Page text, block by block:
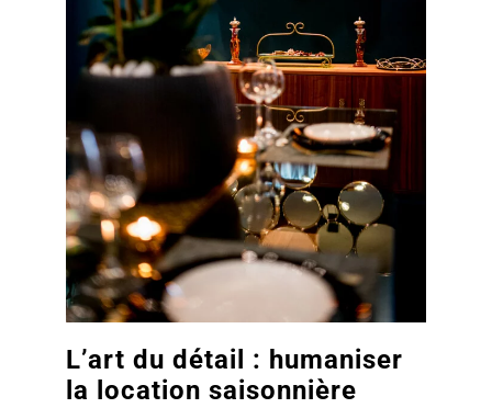
L’art du détail : humaniser
la location saisonnière